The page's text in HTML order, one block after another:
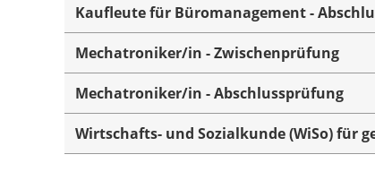
Kaufleute für Büromanagement -
Mechatroniker/in - Zwischenprüfung
Mechatroniker/in - Abschlussprüfung
Wirtschafts- und Sozialkunde (WiSo) für